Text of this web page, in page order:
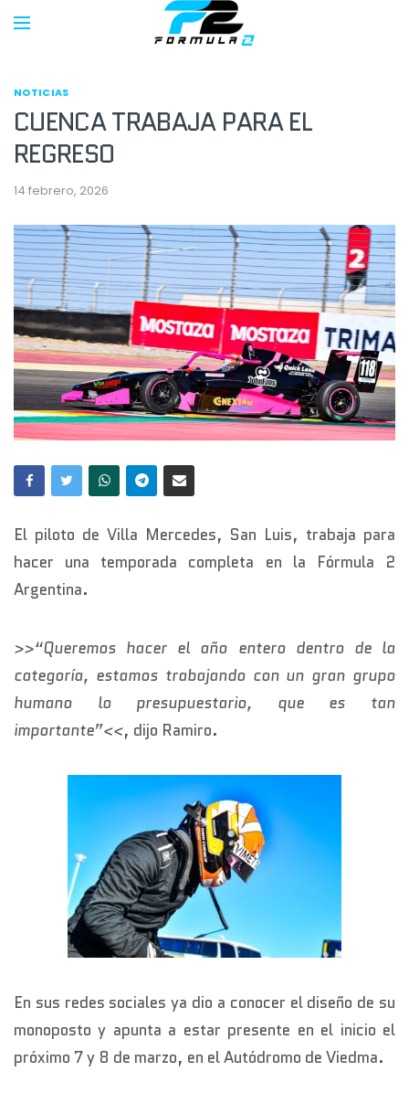
NOTICIAS
CUENCA TRABAJA PARA EL
REGRESO
14 febrero, 2026
El piloto de Villa Mercedes, San Luis, trabaja para
hacer una temporada completa en la Fórmula 2
Argentina.
>>“Queremos hacer el año entero dentro de la
categoría, estamos trabajando con un gran grupo
humano lo presupuestario, que es tan
importante”<<, dijo Ramiro.
En sus redes sociales ya dio a conocer el diseño de su
monoposto y apunta a estar presente en el inicio el
próximo 7 y 8 de marzo, en el Autódromo de Viedma.